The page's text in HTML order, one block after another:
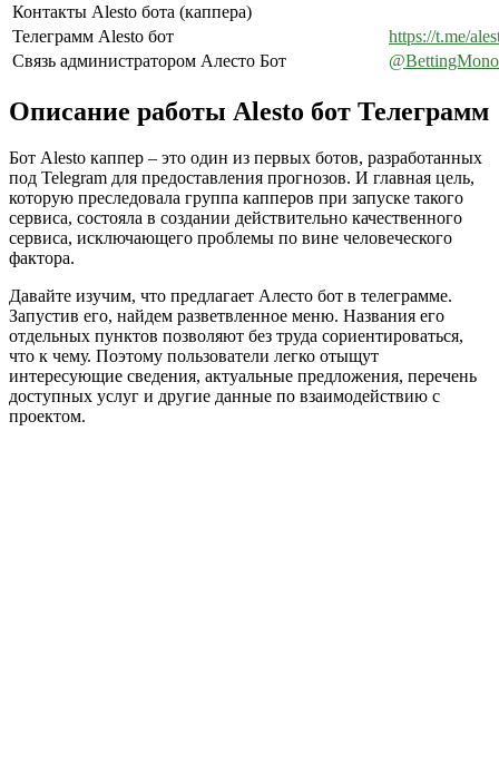
Контакты Alesto бота (каппера)
Телеграмм Alesto бот
https://t.me/
Связь администратором Алесто Бот
Описание работы Alesto бот Телеграмм
Бот Alesto каппер – это один из первых ботов, разработанных
под Telegram для предоставления прогнозов. И главная цель,
которую преследовала группа капперов при запуске такого
сервиса, состояла в создании действительно качественного
сервиса, исключающего проблемы по вине человеческого
фактора.
Давайте изучим, что предлагает Алесто бот в телеграмме.
Запустив его, найдем разветвленное меню. Названия его
отдельных пунктов позволяют без труда сориентироваться,
что к чему. Поэтому пользователи легко отыщут
интересующие сведения, актуальные предложения, перечень
доступных услуг и другие данные по взаимодействию с
проектом.